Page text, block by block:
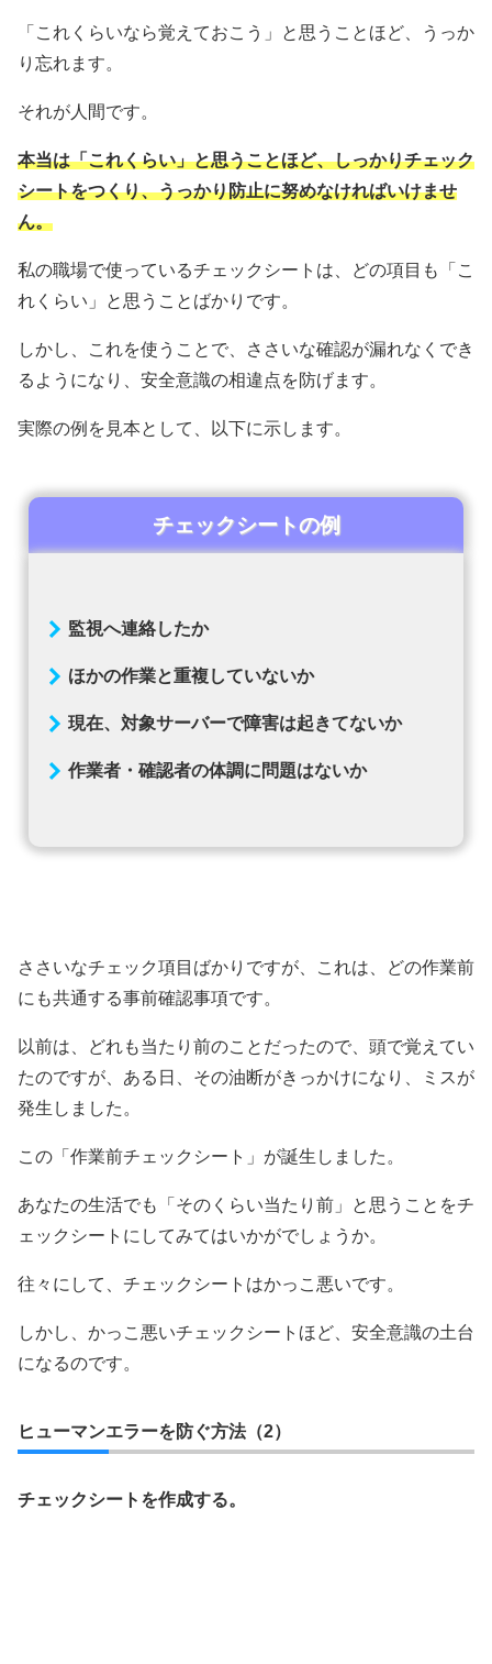
「これくらいなら覚えておこう」と思うことほど、うっか
り忘れます。
それが人間です。
本当は「これくらい」と思うことほど、しっかりチェック
シートをつくり、うっかり防止に努めなければいけませ
ん。
私の職場で使っているチェックシートは、どの項目も「こ
れくらい」と思うことばかりです。
しかし、これを使うことで、ささいな確認が漏れなくでき
るようになり、安全意識の相違点を防げます。
実際の例を見本として、以下に示します。
チェックシートの例
監視へ連絡したか
ほかの作業と重複していないか
現在、対象サーバーで障害は起きてないか
作業者・確認者の体調に問題はないか
ささいなチェック項目ばかりですが、これは、どの作業前
にも共通する事前確認事項です。
以前は、どれも当たり前のことだったので、頭で覚えてい
たのですが、ある日、その油断がきっかけになり、ミスが
発生しました。
この「作業前チェックシート」が誕生しました。
あなたの生活でも「そのくらい当たり前」と思うことをチ
ェックシートにしてみてはいかがでしょうか。
往々にして、チェックシートはかっこ悪いです。
しかし、かっこ悪いチェックシートほど、安全意識の土台
になるのです。
ヒューマンエラーを防ぐ方法（2）
チェックシートを作成する。